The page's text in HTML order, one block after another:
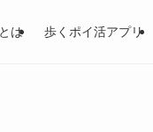
は 歩くポイ活アプリ